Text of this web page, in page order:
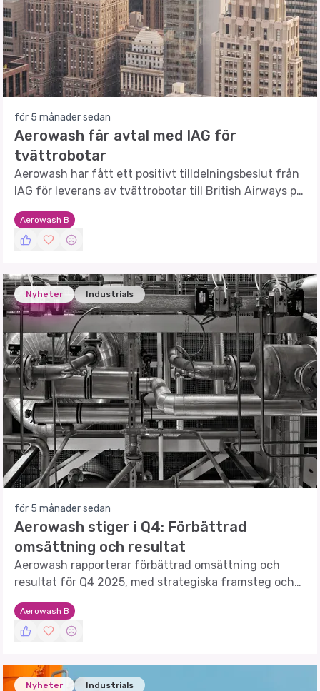
för 5 månader sedan
Aerowash får avtal med IAG för
tvättrobotar
Aerowash har fått ett positivt tilldelningsbeslut från
IAG för leverans av tvättrobotar till British Airways på
Heathrow.
Aerowash B
Nyheter Industrials
för 5 månader sedan
Aerowash stiger i Q4: Förbättrad
omsättning och resultat
Aerowash rapporterar förbättrad omsättning och
resultat för Q4 2025, med strategiska framsteg och
nya samarbeten.
Aerowash B
Nyheter Industrials